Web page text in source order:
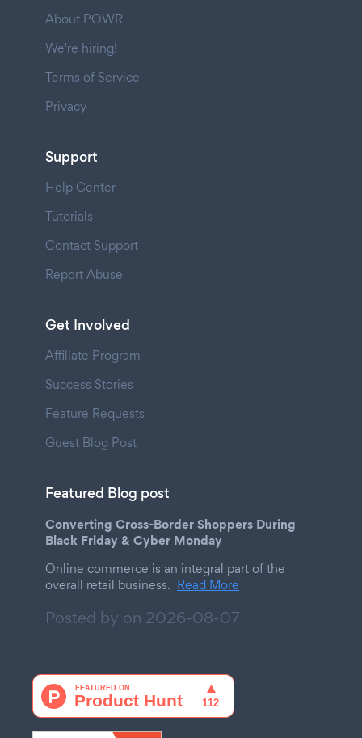
About POWR
We're hiring!
Terms of Service
Privacy
Support
Help Center
Tutorials
Contact Support
Report Abuse
Get Involved
Affiliate Program
Success Stories
Feature Requests
Guest Blog Post
Featured Blog post
Converting Cross-Border Shoppers During
Black Friday & Cyber Monday
Online commerce is an integral part of the
overall retail business. Read More
Posted by on 2026-08-07